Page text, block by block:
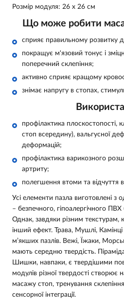
Розмір модуля: 26 x 26 см
Що може робити
сприяє правильному розвитку
покращує м'язовий тонус і
поперечний склепіння;
активно сприяє кращому
знімає напругу в стопах,
профілактика плоскостопості,
стоп всередину), вальгусної
деформацій;
профілактика варикозного
артриту;
полегшення втоми та відчуття
Усі елементи пазла виготовлені з
– безпечного, гіпоалергічного
Однак, завдяки різним
інший ефект. Трава, Мушлі,
м’якших пазлів. Вежі, Їжаки,
мають середню твердість.
Шишки, навпаки, є твердішими
модулів різної твердості створює
масажу стоп, тренування
сенсорної інтеграції.